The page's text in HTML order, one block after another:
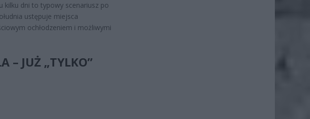
kilku dni to typowy scenariusz po
ustępuje miejsca
ochłodzeniem i możliwymi
– JUŻ „TYLKO”